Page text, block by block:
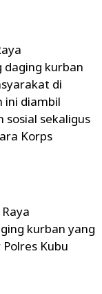
kurban
di
ini diambil
sosial sekaligus
Korps
kurban yang
Kubu